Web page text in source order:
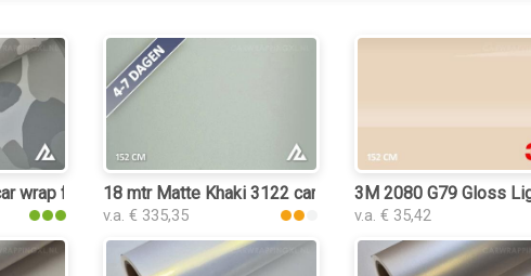
wrap folie 18 mtr Matte Khaki 3122 car wrap folie
v.a. € 335,35
3M 2080 G79 Gloss
v.a. € 35,42